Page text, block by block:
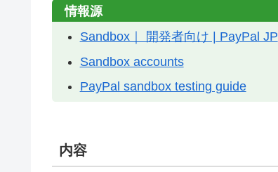
情報源
Sandbox｜ 開発者向け | PayPal JP
Sandbox accounts
PayPal sandbox testing guide
内容